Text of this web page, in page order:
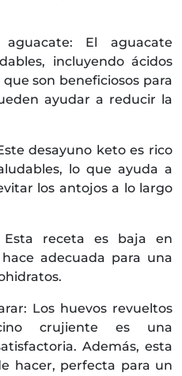
El aguacate
incluyendo ácidos
son beneficiosos para
ayudar a reducir la
desayuno keto es rico
lo que ayuda a
los antojos a lo largo
Esta receta es baja en
adecuada para una
Los huevos revueltos
crujiente es una
Además, esta
hacer, perfecta para un